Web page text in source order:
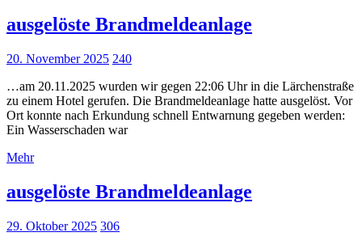
ausgelöste Brandmeldeanlage
20. November 2025 240
…am 20.11.2025 wurden wir gegen 22:06 Uhr in die Lärchenstraße
zu einem Hotel gerufen. Die Brandmeldeanlage hatte ausgelöst. Vor
Ort konnte nach Erkundung schnell Entwarnung gegeben werden:
Ein Wasserschaden war
Mehr
ausgelöste Brandmeldeanlage
29. Oktober 2025 306